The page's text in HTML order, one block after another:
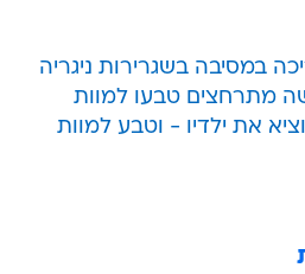
מתרחצים טבעו למוות
את ילדיו - וטבע למוות